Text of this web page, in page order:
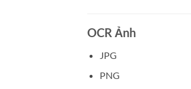
OCR Ảnh
JPG
PNG